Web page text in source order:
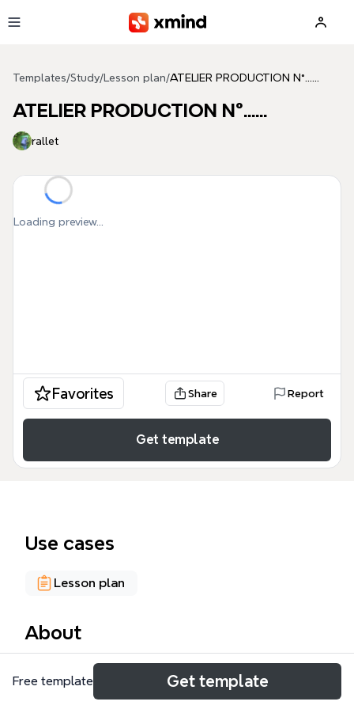
Templates/Study/ Lesson plan/ATELIER PRODUCTION N°......
ATELIER PRODUCTION N°......
rallet
Loading preview...
Favorites Share Report
Get template
Use cases
Lesson plan
About
Ce template Xmind, intitulé « ATELIER PRODUCTION
N°...... », est conçu pour les formateurs et étudiants
Free template Get template